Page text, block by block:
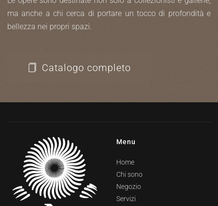
ma anche a chi cerca di portare un tocco di profondità e
bellezza nei propri spazi.
Catalogo completo
Menu
Home
Chi sono
Negozio
Servizi